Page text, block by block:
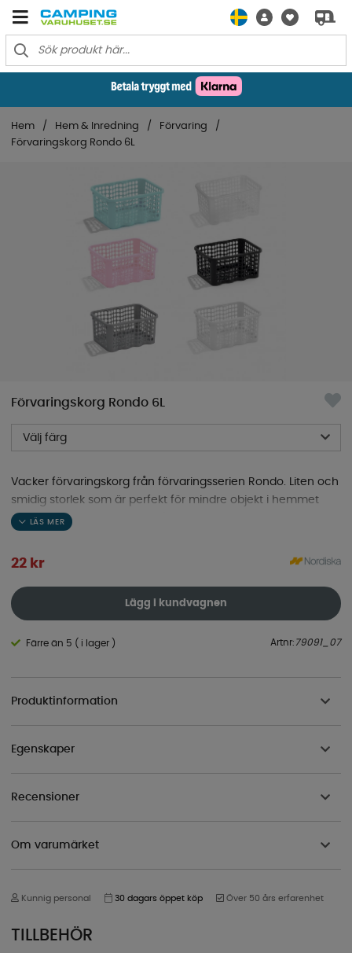
Hem Hem & Inredning
Förvaring
Förvaringskorg Rondo 6L
Förvaringskorg Rondo 6L
Välj färg
Vacker förvaringskorg från förvaringsserien Rondo. Liten och
smidig storlek som är perfekt för mindre objekt i hemmet
som även passar de flesta lådhurtsar.
22 kr
Lägg i kundvagnen
Färre än 5 ( i lager ) Artnr: 79091_07
Produktinformation
Egenskaper
Recensioner
Om varumärket
Kunnig personal 30 dagars öppet köp Över 50 års erfarenhet
TILLBEHÖR